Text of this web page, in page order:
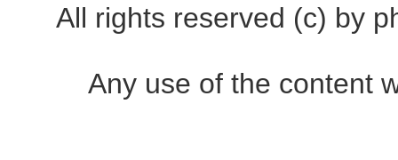
All rights reserved (c) by
Any use of the content